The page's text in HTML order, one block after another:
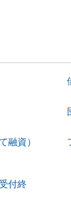
融資）
付終